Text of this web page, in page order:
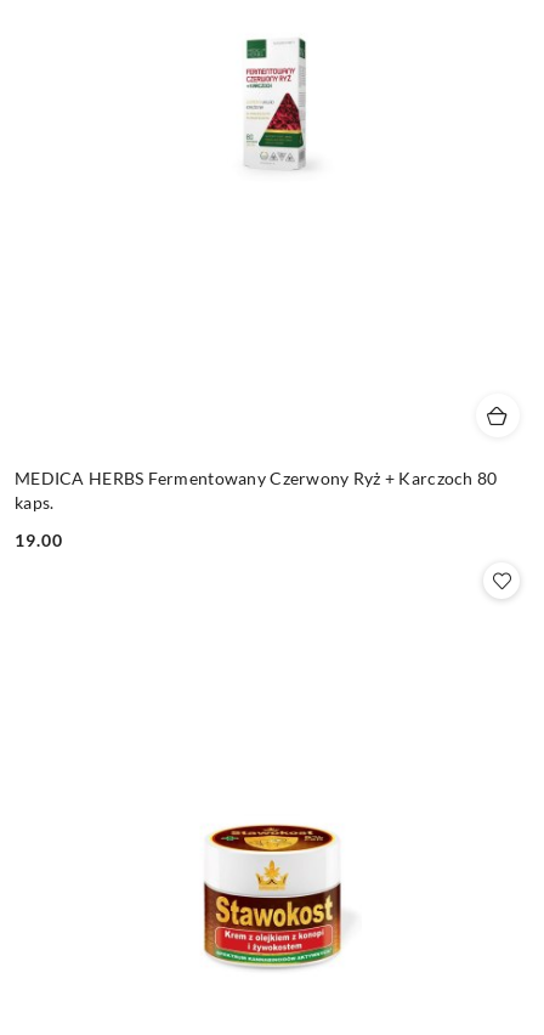
MEDICA HERBS Fermentowany Czerwony Ryż + Karczoch 80
kaps.
Cena:
19.00